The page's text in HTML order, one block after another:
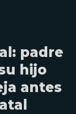
padre
hijo
antes